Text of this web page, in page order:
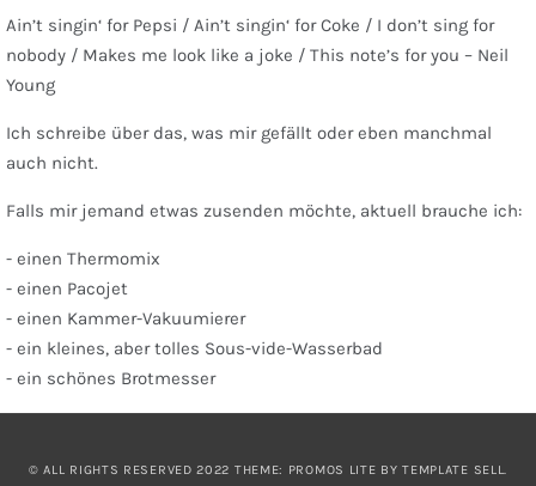
Ain’t singin‘ for Pepsi / Ain’t singin‘ for Coke / I don’t sing for
nobody / Makes me look like a joke / This note’s for you – Neil
Young
Ich schreibe über das, was mir gefällt oder eben manchmal
auch nicht.
Falls mir jemand etwas zusenden möchte, aktuell brauche ich:
- einen Thermomix
- einen Pacojet
- einen Kammer-Vakuumierer
- ein kleines, aber tolles Sous-vide-Wasserbad
- ein schönes Brotmesser
© ALL RIGHTS RESERVED 2022 THEME: PROMOS LITE BYTEMPLATE SELL.